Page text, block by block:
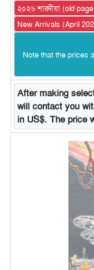
২০২৬ শারদীয়া (old
New Arrivals (April
Note that the prices
After making
will contact you
in US$. The price